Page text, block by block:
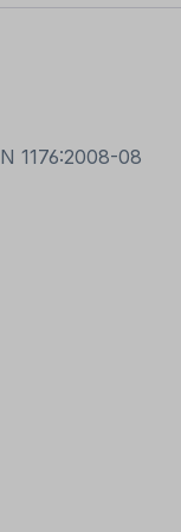
und
sofern
1176:2008-08